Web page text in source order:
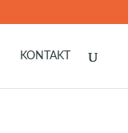
KONTAKT